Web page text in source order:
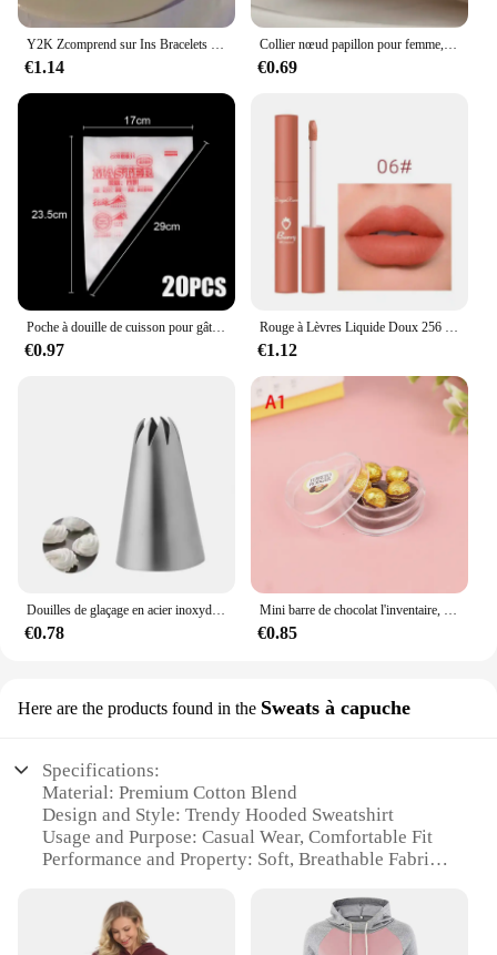
€1.14 €0.69
€0.97 €1.12
€0.78 €0.85
Here are the products found in the Sweats à capuche
Specifications:
Material: Premium Cotton Blend
Design and Style: Trendy Hooded Sweatshirt
Usage and Purpose: Casual Wear, Comfortable Fit
Performance and Property: Soft, Breathable Fabric
Multiple Sizes
Applicable People: Suitable for All Ages